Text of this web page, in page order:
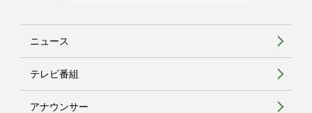
ニュース
テレビ番組
アナウンサー